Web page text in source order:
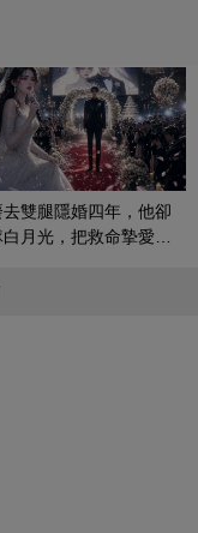
雙腿隱婚四年，他卻
月光，把救命摯愛當